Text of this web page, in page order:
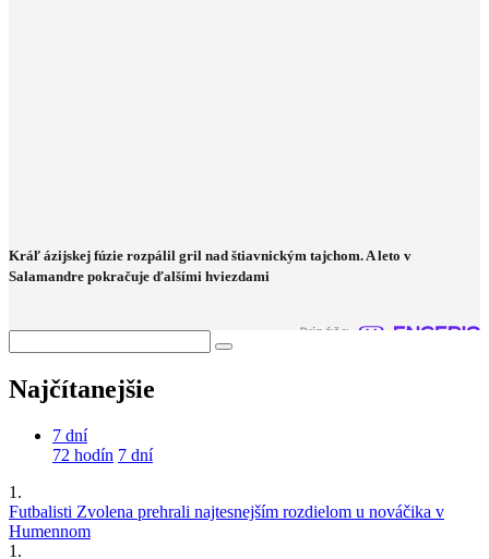
Kráľ ázijskej fúzie rozpálil gril nad štiavnickým tajchom. A leto v
Salamandre pokračuje ďalšími hviezdami
Najčítanejšie
7 dní
72 hodín 7 dní
1.
Futbalisti Zvolena prehrali najtesnejším rozdielom u nováčika v
Humennom
1.